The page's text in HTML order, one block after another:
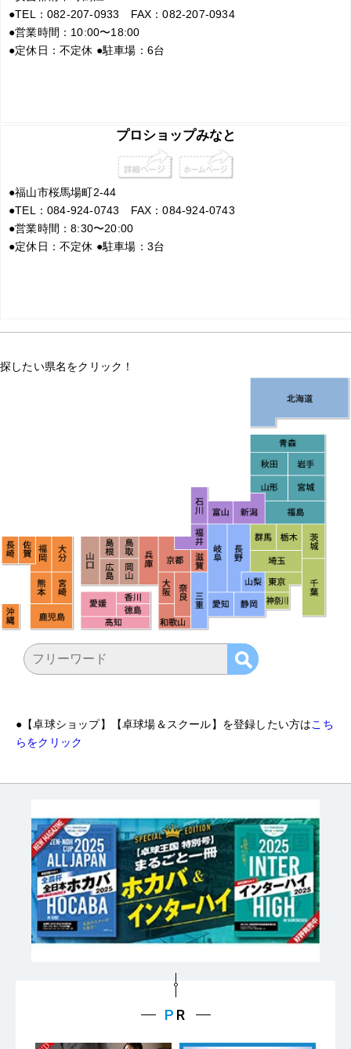
●TEL：082-207-0933 FAX：082-207-0934
●営業時間：10:00〜18:00
●定休日：不定休 ●駐車場：6台
プロショップみなと
●福山市桜馬場町2-44
●TEL：084-924-0743 FAX：084-924-0743
●営業時間：8:30〜20:00
●定休日：不定休 ●駐車場：3台
探したい県名をクリック！
● 【卓球ショップ】【卓球場＆スクール】を登録したい方はこち
らをクリック